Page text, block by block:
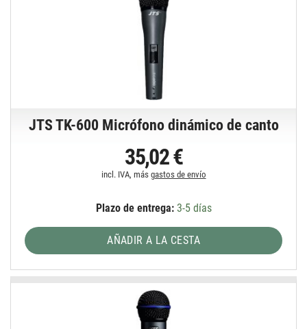
JTS TK-600 Micrófono dinámico de canto
35,02 €
incl. IVA, más gastos de envío
Plazo de entrega:3-5 días
AÑADIR A LA CESTA